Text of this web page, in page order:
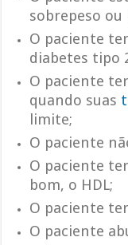
sobrepeso ou
O paciente
diabetes tipo
O paciente
quando suas
limite;
O paciente
O paciente
bom, o HDL;
O paciente
O paciente